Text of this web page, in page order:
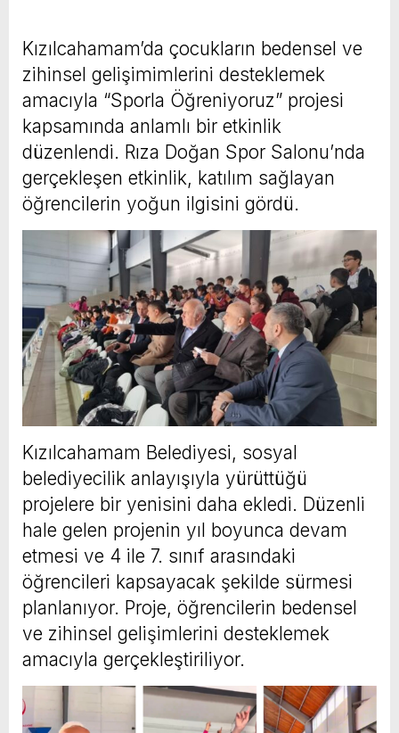
Kızılcahamam’da çocukların bedensel ve
zihinsel gelişimimlerini desteklemek
amacıyla “Sporla Öğreniyoruz” projesi
kapsamında anlamlı bir etkinlik
düzenlendi. Rıza Doğan Spor Salonu’nda
gerçekleşen etkinlik, katılım sağlayan
öğrencilerin yoğun ilgisini gördü.
Kızılcahamam Belediyesi, sosyal
belediyecilik anlayışıyla yürüttüğü
projelere bir yenisini daha ekledi. Düzenli
hale gelen projenin yıl boyunca devam
etmesi ve 4 ile 7. sınıf arasındaki
öğrencileri kapsayacak şekilde sürmesi
planlanıyor. Proje, öğrencilerin bedensel
ve zihinsel gelişimlerini desteklemek
amacıyla gerçekleştiriliyor.